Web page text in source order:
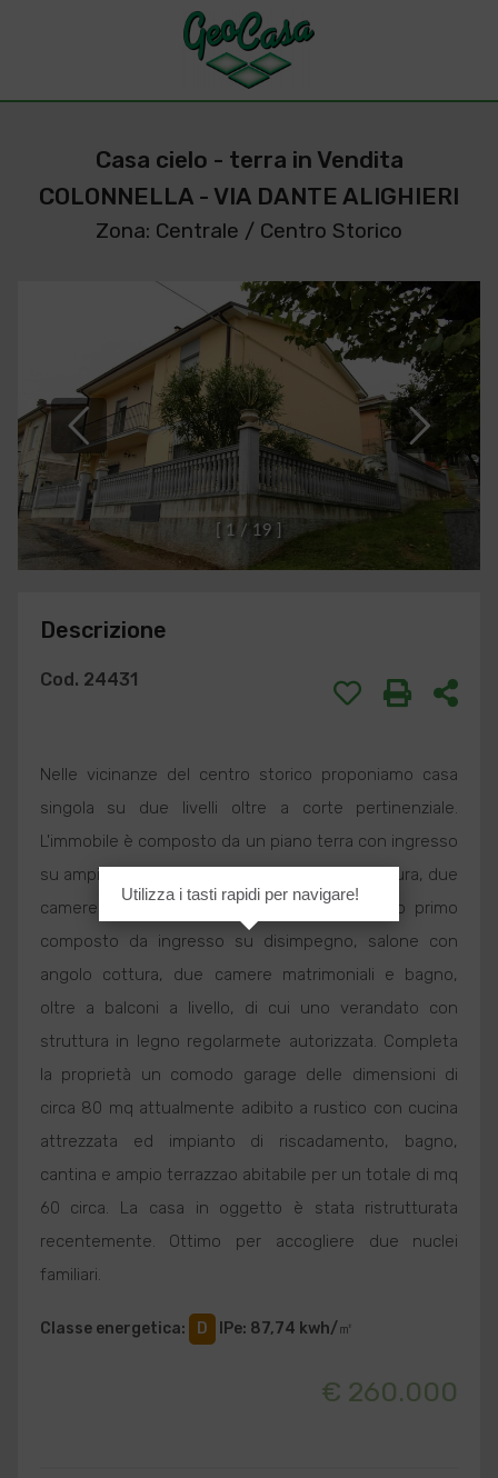
Casa cielo - terra in Vendita
COLONNELLA - VIA DANTE ALIGHIERI
Zona: Centrale / Centro Storico
1 / 19
Descrizione
Cod. 24431
Nelle vicinanze del centro storico proponiamo casa
singola su due livelli oltre a corte pertinenziale.
L'immobile è composto da un piano terra con ingresso
su ampio disimpegno, salone con angolo cottura, due
camere da letto e bagno con doccia. Piano primo
composto da ingresso su disimpegno, salone con
angolo cottura, due camere matrimoniali e bagno,
oltre a balconi a livello, di cui uno verandato con
struttura in legno regolarmete autorizzata. Completa
la proprietà un comodo garage delle dimensioni di
circa 80 mq attualmente adibito a rustico con cucina
attrezzata ed impianto di riscadamento, bagno,
cantina e ampio terrazzao abitabile per un totale di mq
60 circa. La casa in oggetto è stata ristrutturata
recentemente. Ottimo per accogliere due nuclei
familiari.
Classe energetica: D IPe: 87,74 kwh/㎡
€ 260.000
Utilizza i tasti rapidi per navigare!